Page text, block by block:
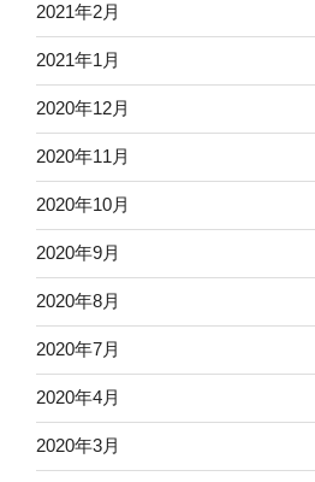
2021年2月
2021年1月
2020年12月
2020年11月
2020年10月
2020年9月
2020年8月
2020年7月
2020年4月
2020年3月